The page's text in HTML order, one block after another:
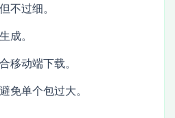
不过细。
成。
移动端下载。
免单个包过大。